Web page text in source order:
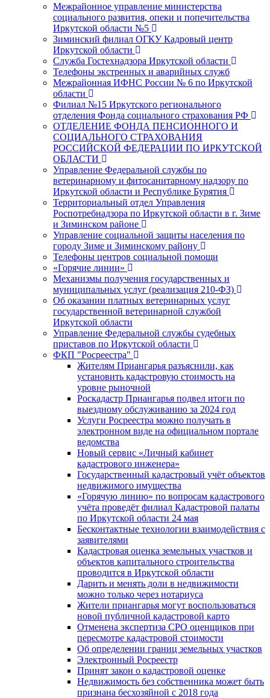
Межрайонное управление министерства
социального развития, опеки и попечительства
Иркутской области №5
Зиминский филиал ОГКУ Кадровый центр
Иркутской области
Служба Гостехнадзора Иркутской области
Телефоны экстренных и аварийных служб
Межрайонная ИФНС России № 6 по Иркутской
области
Филиал №15 Иркутского регионального
отделения Фонда социального страхования РФ
ОТДЕЛЕНИЕ ФОНДА ПЕНСИОННОГО И
СОЦИАЛЬНОГО СТРАХОВАНИЯ
РОССИЙСКОЙ ФЕДЕРАЦИИ ПО ИРКУТСКОЙ
ОБЛАСТИ
Управление Федеральной службы по
ветеринарному и фитосанитарному надзору по
Иркутской области и Республике Бурятия
Территориальный отдел Управления
Роспотребнадзора по Иркутской области в г. Зиме
и Зиминском районе
Управление социальной защиты населения по
городу Зиме и Зиминскому району
Телефоны центров социальной помощи
«Горячие линии»
Механизмы получения государственных и
муниципальных услуг (реализация 210-ФЗ)
Об оказании платных ветеринарных услуг
государственной ветеринарной службой
Иркутской области
Управление Федеральной службы судебных
приставов по Иркутской области
ФКП "Росреестра"
Жителям Приангарья разъяснили, как
установить кадастровую стоимость на
уровне рыночной
Роскадастр Приангарья подвел итоги по
выездному обслуживанию за 2024 год
Услуги Росреестра можно получать в
электронном виде на официальном портале
ведомства
Новый сервис «Личный кабинет
кадастрового инженера»
Государственный кадастровый учёт объектов
недвижимого имущества
«Горячую линию» по вопросам кадастрового
учёта проведёт филиал Кадастровой палаты
по Иркутской области 24 мая
Бесконтактные технологии взаимодействия с
заявителями
Кадастровая оценка земельных участков и
объектов капитального строительства
проводится в Иркутской области
Дарить и менять доли в недвижимости
можно только через нотариуса
Жители приангарья могут воспользоваться
новой публичной кадастровой карто
Отменена экспертиза СРО оценщиков при
пересмотре кадастровой стоимости
Об определении границ земельных участков
Электронный Росреестр
Принят закон о кадастровой оценке
Недвижимость без собственника может быть
признана бесхозяйной с 2018 года